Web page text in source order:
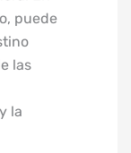
puede
las
la